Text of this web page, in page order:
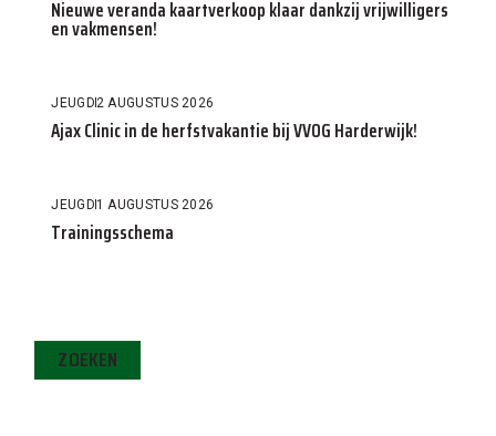
Nieuwe veranda kaartverkoop klaar dankzij vrijwilligers
en vakmensen!
JEUGD2 AUGUSTUS 2026
Ajax Clinic in de herfstvakantie bij VVOG Harderwijk!
JEUGD1 AUGUSTUS 2026
Trainingsschema
ZOEKEN